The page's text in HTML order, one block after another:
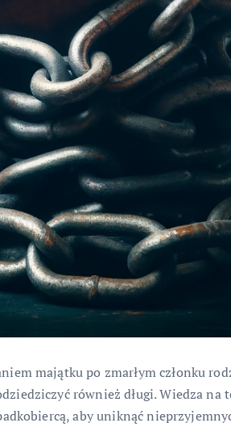
majątku po zmarłym członku
również długi. Wiedza na
aby uniknąć